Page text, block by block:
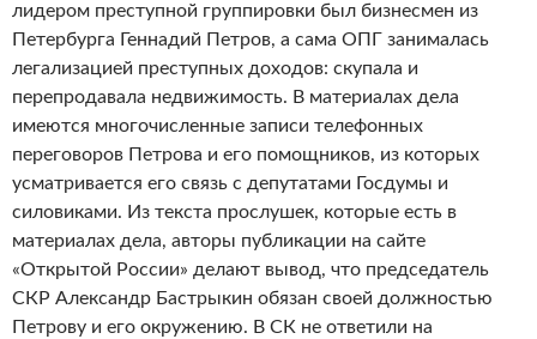
лидером преступной группировки был бизнесмен из
Петербурга Геннадий Петров, а сама ОПГ занималась
легализацией преступных доходов: скупала и
перепродавала недвижимость. В материалах дела
имеются многочисленные записи телефонных
переговоров Петрова и его помощников, из которых
усматривается его связь с депутатами Госдумы и
силовиками. Из текста прослушек, которые есть в
материалах дела, авторы публикации на сайте
«Открытой России» делают вывод, что председатель
СКР Александр Бастрыкин обязан своей должностью
Петрову и его окружению. В СК не ответили на